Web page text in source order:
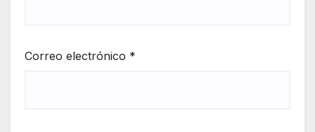
Correo electrónico *